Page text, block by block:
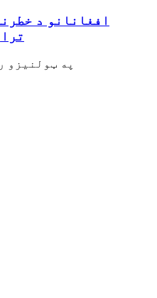
افغانانو د
په ټولنیزو